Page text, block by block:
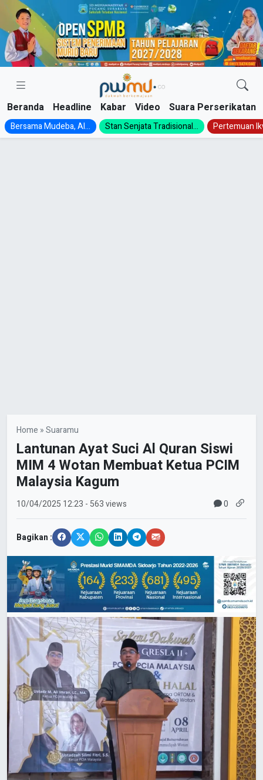
Skip
content
Beranda Headline Kabar Video Suara Perserikatan
Bersama Mudeba, Al... Stan Senjata Tradisional... Pertemuan
Home »Suaramu
Lantunan Ayat Suci Al Quran Siswi
MIM 4 Wotan Membuat Ketua PCIM
Malaysia Kagum
10/04/2025 12:23 - 563 views 0
Bagikan :